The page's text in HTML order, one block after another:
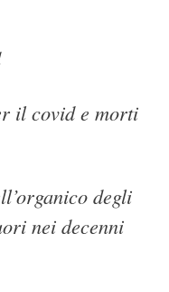
il covid e morti
degli
nei decenni